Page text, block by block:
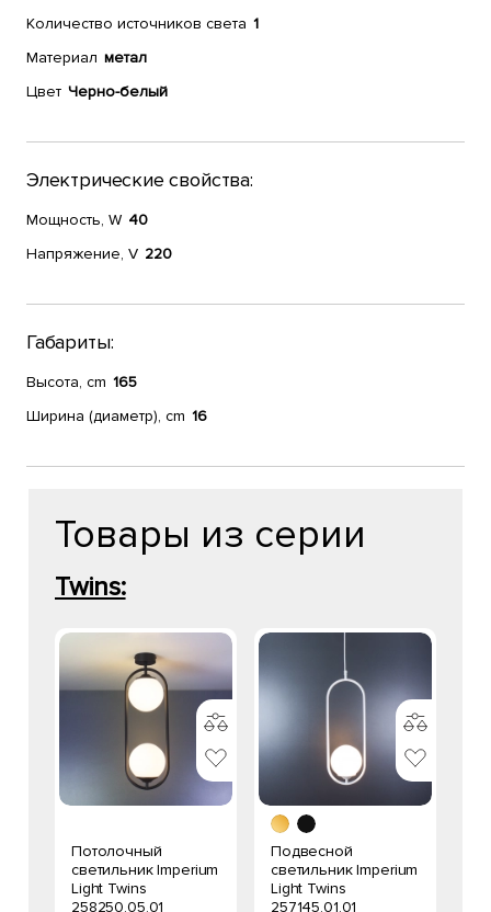
Количество источников света 1
Материал метал
Цвет Черно-белый
Электрические свойства:
Мощность, W 40
Напряжение, V 220
Габариты:
Высота, cm 165
Ширина (диаметр), cm 16
Товары из серии
Twins:
Потолочный
светильник Imperium
Light Twins
258250.05.01
Подвесной
светильник Imperium
Light Twins
257145.01.01